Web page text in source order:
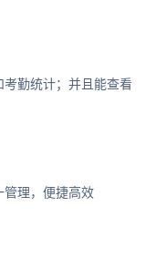
勤统计；并且能查看
理，便捷高效